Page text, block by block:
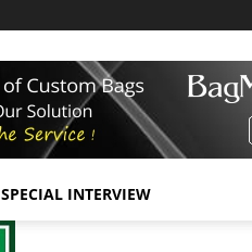
SPECIAL INTERVIEW